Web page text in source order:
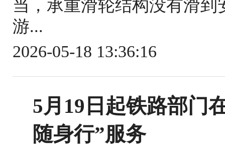
当，承重滑轮结构没有滑
游...
2026-05-18 13:36:16
5月19日起铁路部门
随身行”服务